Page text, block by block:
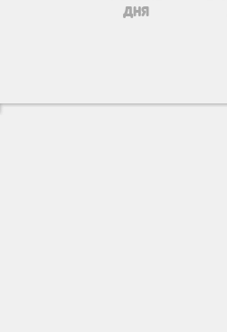
дня